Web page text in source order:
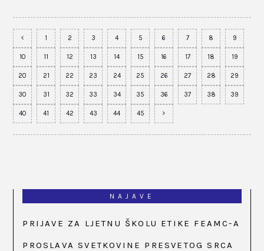
1 2 3 4 5 6 7 8 9
10 11 12 13 14 15 16 17 18 19
20 21 22 23 24 25 26 27 28 29
30 31 32 33 34 35 36 37 38 39
40 41 42 43 44 45
NAJAVE
PRIJAVE ZA LJETNU ŠKOLU ETIKE FEAMC-A
PROSLAVA SVETKOVINE PRESVETOG SRCA